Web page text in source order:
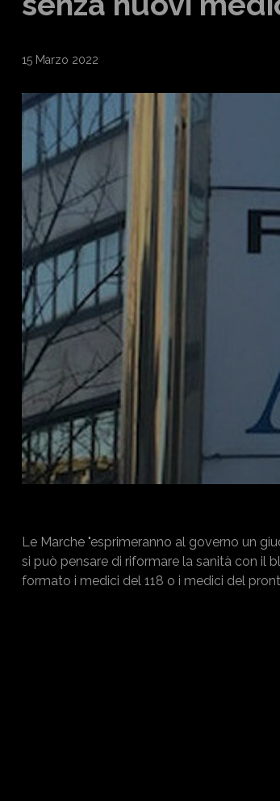
15 Marzo 2022
Le Marche "esprimeranno al governo un
si può pensare di riformare la sanità con il
formato i medici del 118 o i medici del